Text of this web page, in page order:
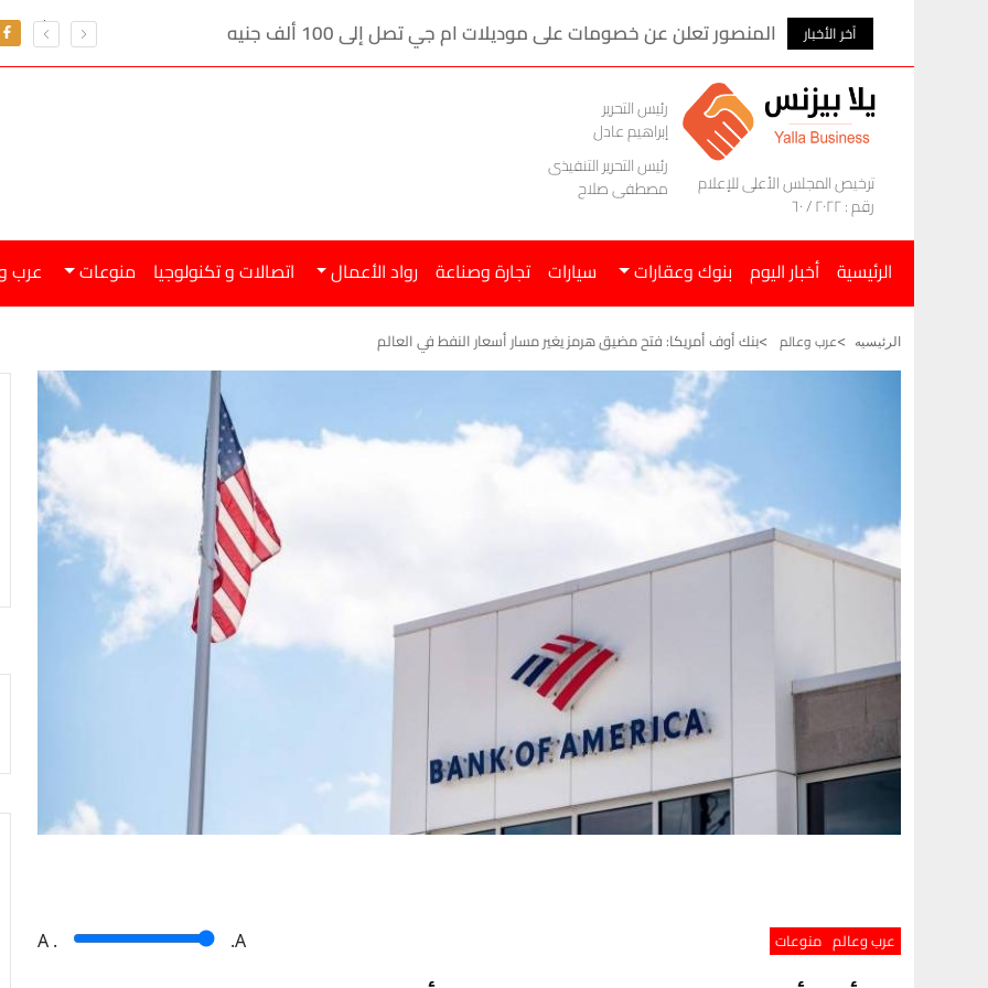
آخر الأخبار المنصور تعلن عن خصومات على موديلات ام جي تصل إلى 100 ألف جنيه
ترخيص المجلس الأعلى للإعلام
رقم : ٢٠٢٢ / ٦٠
رئيس التحرير
إبراهيم عادل
رئيس التحرير التنفيذى
مصطفى صلاح
الرئيسية أخبار اليوم بنوك وعقارات سيارات تجارة وصناعة رواد الأعمال اتصالات و تكنولوجيا منوعات عرب
الرئيسيه عرب وعالم بنك أوف أمريكا: فتح مضيق هرمز يغير مسار أسعار النفط في العالم
عرب وعالم منوعات A . .A